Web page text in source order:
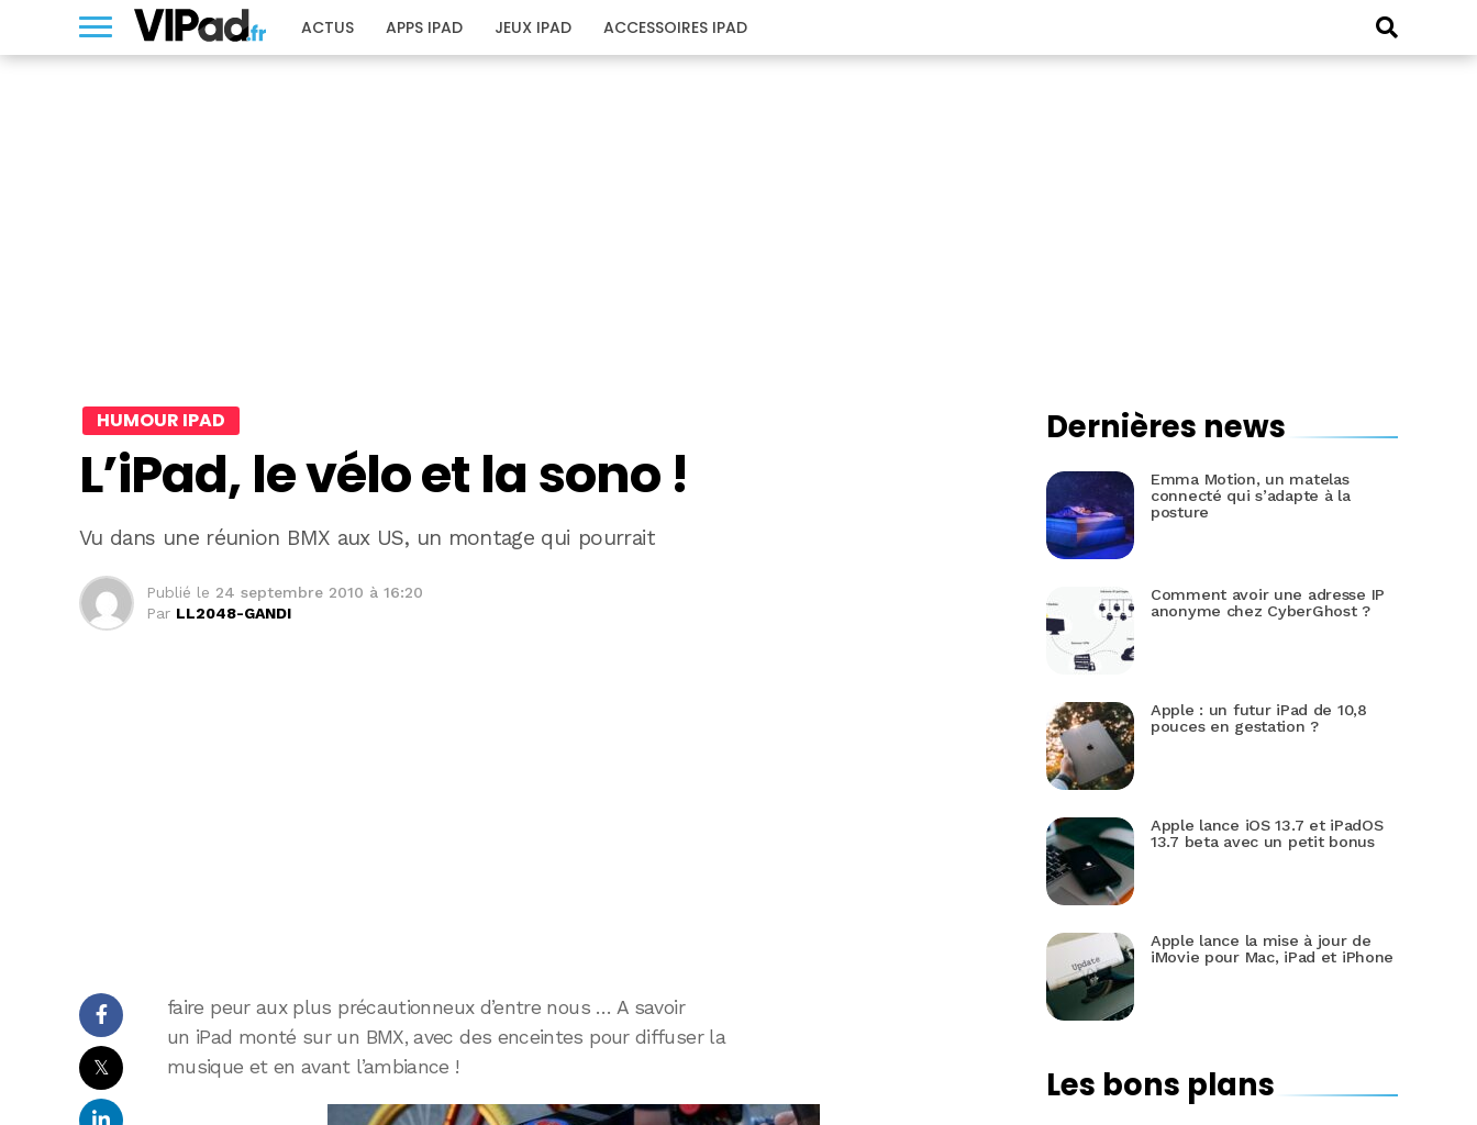
ACTUS APPS IPAD JEUX IPAD ACCESSOIRES IPAD
HUMOUR IPAD
L’iPad, le vélo et la sono !
Vu dans une réunion BMX aux US, un montage qui pourrait
Publié le 24 septembre 2010 à 16:20
Par LL2048-GANDI
𝕏
faire peur aux plus précautionneux d’entre nous … A savoir
un iPad monté sur un BMX, avec des enceintes pour diffuser la
musique et en avant l’ambiance !
Dernières news
Emma Motion, un matelas
connecté qui s’adapte à la
posture
Comment avoir une adresse IP
anonyme chez CyberGhost ?
Apple : un futur iPad de 10,8
pouces en gestation ?
Apple lance iOS 13.7 et iPadOS
13.7 beta avec un petit bonus
Apple lance la mise à jour de
iMovie pour Mac, iPad et iPhone
Les bons plans